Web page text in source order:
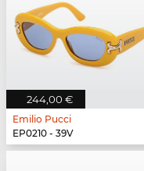
244,00 €
Emilio Pucci
EP0210 - 39V